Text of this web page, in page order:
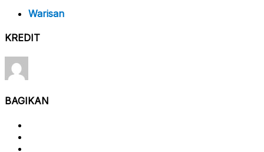
Warisan
KREDIT
BAGIKAN